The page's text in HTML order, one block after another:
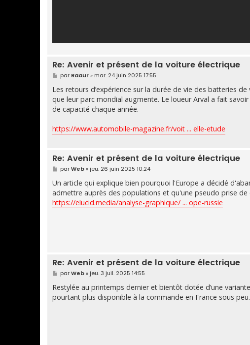
Re: Avenir et présent de la voiture électrique
M
e
s
s
a
g
e
par Raaur» mar. 24 juin 2025 17:55
Les retours d’expérience sur la durée de vie des batteries
que leur parc mondial augmente. Le loueur Arval a fait
de capacité chaque année.
https://www.automobile-magazine.fr/voit ... elle-etude
Re: Avenir et présent de la voiture électrique
M
e
s
s
a
g
e
parWeb» jeu. 26 juin 2025 10:24
Un article qui explique bien pourquoi l'Europe a décidé
admettre auprès des populations et qu'une pseudo prise
https://elucid.media/analyse-graphique/ ... ope-russie
Re: Avenir et présent de la voiture électrique
M
e
s
s
a
parWeb» jeu. 3 juil. 2025 14:55
Restylée au printemps dernier et bientôt dotée d’une
pourtant plus disponible à la commande en France sous peu.